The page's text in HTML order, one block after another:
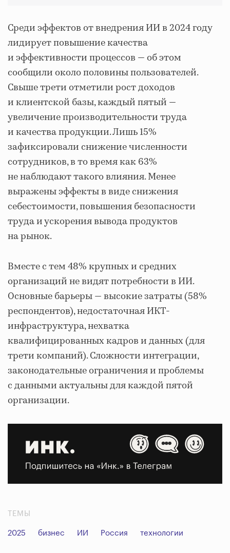
Среди эффектов от внедрения ИИ в 2024 году
лидирует повышение качества
и эффективности процессов — об этом
сообщили около половины пользователей.
Свыше трети отметили рост доходов
и клиентской базы, каждый пятый —
увеличение производительности труда
и качества продукции. Лишь 15%
зафиксировали снижение численности
сотрудников, в то время как 63%
не наблюдают такого влияния. Менее
выражены эффекты в виде снижения
себестоимости, повышения безопасности
труда и ускорения вывода продуктов
на рынок.
Вместе с тем 48% крупных и средних
организаций не видят потребности в ИИ.
Основные барьеры — высокие затраты (58%
респондентов), недостаточная ИКТ-
инфраструктура, нехватка
квалифицированных кадров и данных (для
трети компаний). Сложности интеграции,
законодательные ограничения и проблемы
с данными актуальны для каждой пятой
организации.
ТЕМЫ
2025 бизнес ИИ Россия технологии